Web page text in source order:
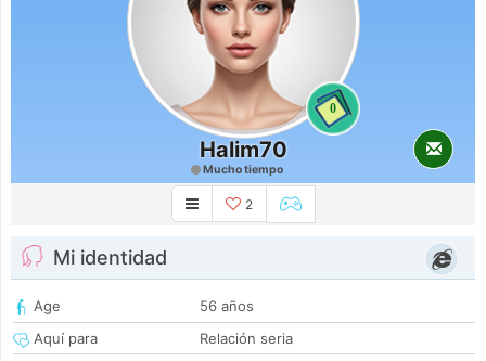
0
Halim70
Mucho tiempo
2
Mi identidad
Age
56 años
Aquí para
Relación seria